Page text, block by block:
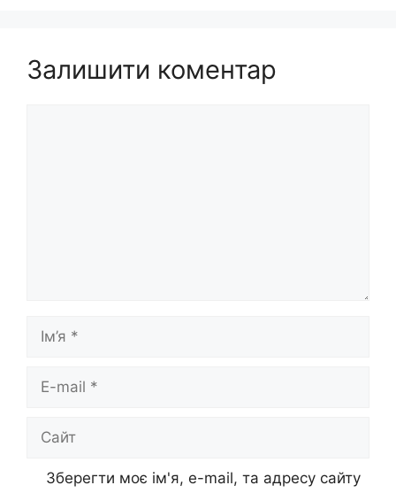
Залишити коментар
mail
Зберегти моє ім'я, e-mail, та адресу сайту